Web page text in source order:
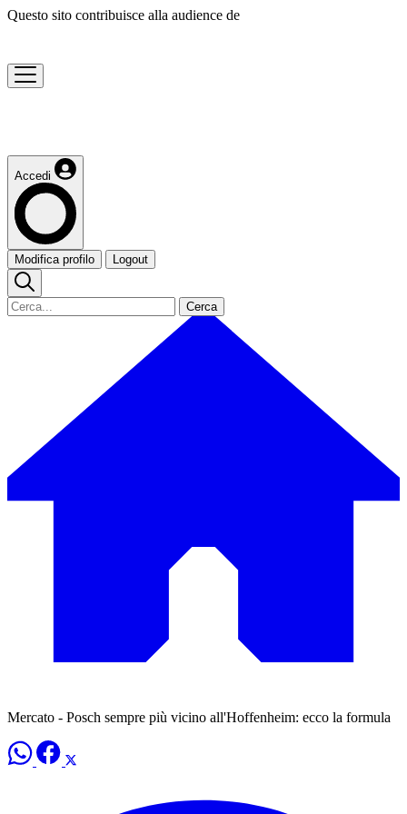
Questo sito contribuisce alla audience de
Accedi
Modifica profilo Logout
Cerca
Mercato - Posch sempre più vicino all'Hoffenheim: ecco la formula